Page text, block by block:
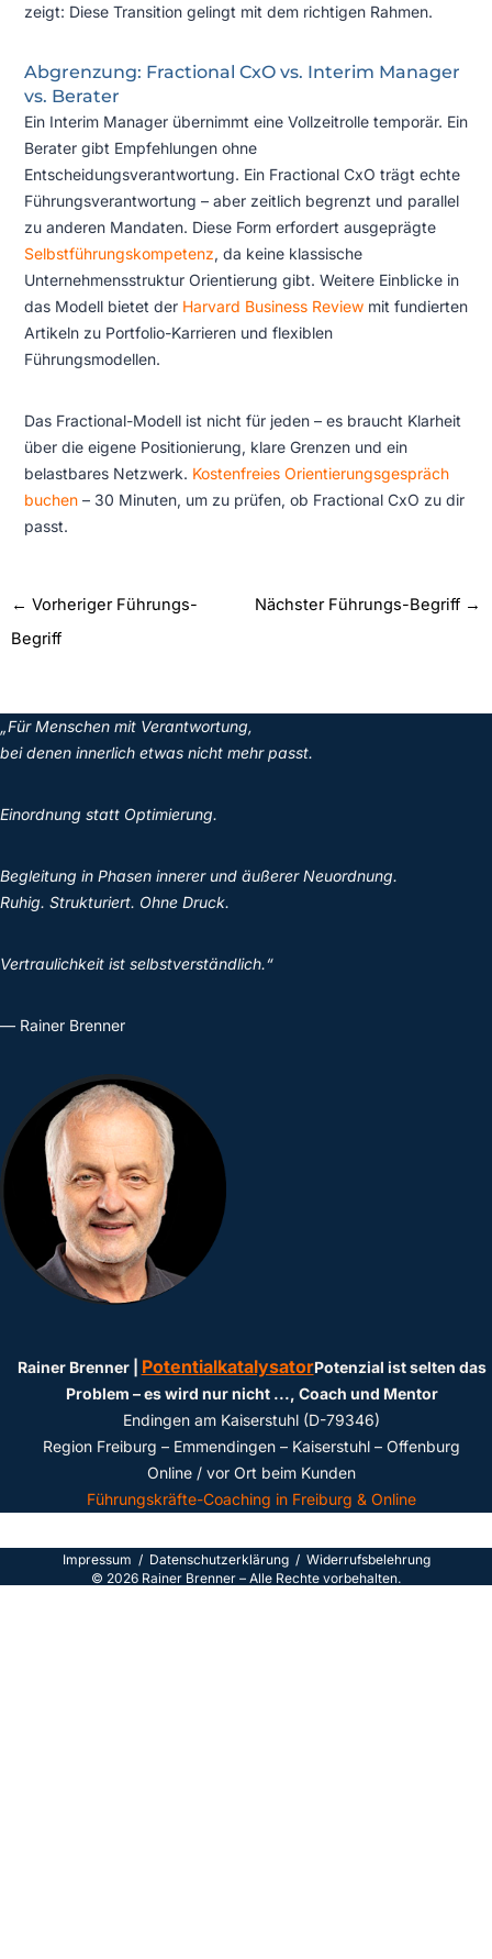
zeigt: Diese Transition gelingt mit dem richtigen Rahmen.
Abgrenzung: Fractional CxO vs. Interim Manager
vs. Berater
Ein Interim Manager übernimmt eine Vollzeitrolle temporär. Ein
Berater gibt Empfehlungen ohne
Entscheidungsverantwortung. Ein Fractional CxO trägt echte
Führungsverantwortung – aber zeitlich begrenzt und parallel
zu anderen Mandaten. Diese Form erfordert ausgeprägte
Selbstführungskompetenz, da keine klassische
Unternehmensstruktur Orientierung gibt. Weitere Einblicke in
das Modell bietet der Harvard Business Reviewmit fundierten
Artikeln zu Portfolio-Karrieren und flexiblen
Führungsmodellen.
Das Fractional-Modell ist nicht für jeden – es braucht Klarheit
über die eigene Positionierung, klare Grenzen und ein
belastbares Netzwerk. Kostenfreies Orientierungsgespräch
buchen– 30 Minuten, um zu prüfen, ob Fractional CxO zu dir
passt.
← Vorheriger Führungs-
Begriff
Nächster Führungs-Begriff →
„Für Menschen mit Verantwortung,
bei denen innerlich etwas nicht mehr passt.
Einordnung statt Optimierung.
Begleitung in Phasen innerer und äußerer Neuordnung.
Ruhig. Strukturiert. Ohne Druck.
Vertraulichkeit ist selbstverständlich.“
— Rainer Brenner
Rainer Brenner | PotentialkatalysatorPotenzial ist selten das
Problem – es wird nur nicht ..., Coach und Mentor
Endingen am Kaiserstuhl (D-79346)
Region Freiburg – Emmendingen – Kaiserstuhl – Offenburg
Online / vor Ort beim Kunden
Führungskräfte-Coaching in Freiburg & Online
Impressum / Datenschutzerklärung / Widerrufsbelehrung
© 2026 Rainer Brenner – Alle Rechte vorbehalten.